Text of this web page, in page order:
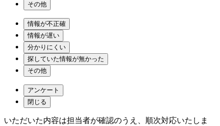
その他
情報が不正確
情報が遅い
分かりにくい
探していた情報が無かった
その他
アンケート
閉じる
いただいた内容は担当者が確認のうえ、順次対応いたしま